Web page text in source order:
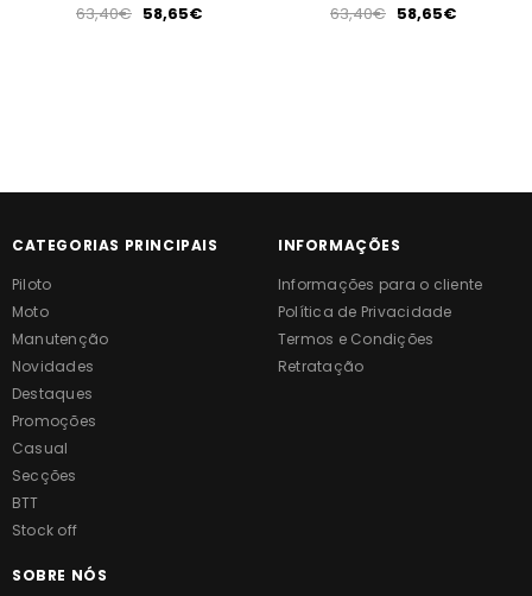
63,40€ 58,65€ 63,40€ 58,65€
CATEGORIAS PRINCIPAIS
Piloto
Moto
Manutenção
Novidades
Destaques
Promoções
Casual
Secções
BTT
Stock off
INFORMAÇÕES
Informações para o cliente
Política de Privacidade
Termos e Condições
Retratação
SOBRE NÓS